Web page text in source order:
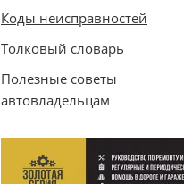
Коды неисправностей
Толковый словарь
Полезные советы
автовладельцам